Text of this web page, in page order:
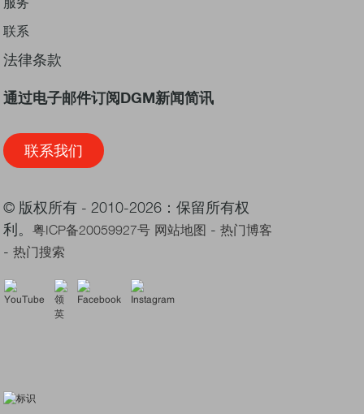
联系
法律条款
通过电子邮件订阅DGM新闻简讯
联系我们
© 版权所有 - 2010-2026：保留所有权
利。粤ICP备20059927号 网站地图 -热门博客
-热门搜索